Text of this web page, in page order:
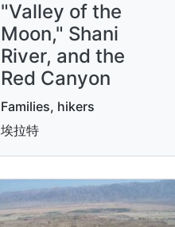
"Valley of the
Moon," Shani
River, and the
Red Canyon
Families, hikers
埃拉特